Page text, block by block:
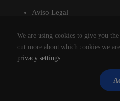
Aviso Legal
Política de Cookies
AIRMAN SERVICIOS DE
TODOS LOS
We are using cookies to give you
out more about which cookies we
privacy settings.